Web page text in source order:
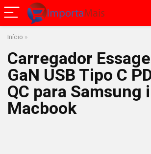
Início »
Carregador
GaN USB Tipo C
QC para Samsung
Macbook